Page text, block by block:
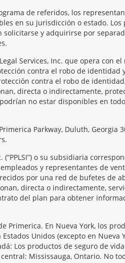
de referidos, los
en su jurisdicción o estado.
y adquirirse por
Services, Inc. que opera con
contra el robo de
contra el robo de
directa o indirectamente,
no estar disponibles en
Parkway, Duluth, Georgia
o su subsidiaria
y representantes de
por una red de bufetes de
directa o indirectamente,
del plan para obtener
Primerica. En Nueva York, los
Unidos (excepto en Nueva
Los productos de seguro de
Mississauga, Ontario. No